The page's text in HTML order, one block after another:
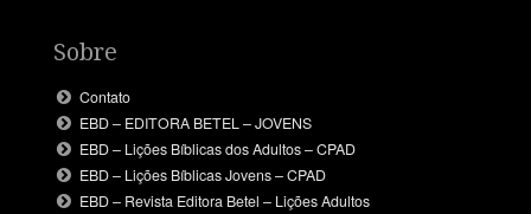
Sobre
Contato
EBD – EDITORA BETEL – JOVENS
EBD – Lições Bíblicas dos Adultos – CPAD
EBD – Lições Bíblicas Jovens – CPAD
EBD – Revista Editora Betel – Lições Adultos